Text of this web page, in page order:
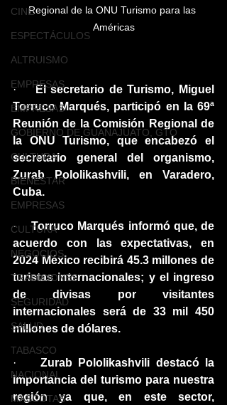
CINE
ESPECTÁCULOS
ALTRUISMO
EMPRESAS
EMPRESAS
GOBIERNO DE GUANAJUATO, GTO
CULTURA
BIENESTAR
EMPRESAS
CULTURA
NEGOCIOS
TRADICIONES
SEGURIDAD
SALUD
TABASCO
NACIONAL
MASCOTAS
Regional de la ONU Turismo para las
Américas
· El secretario de Turismo, Miguel
Torruco Marqués, participó en la 69ª
Reunión de la Comisión Regional de
la ONU Turismo, que encabezó el
secretario general del organismo,
Zurab Pololikashvili, en Varadero,
Cuba.
· Torruco Marqués informó que, de
acuerdo con las expectativas, en
2024 México recibirá 45.3 millones de
turistas internacionales; y el ingreso
de divisas por visitantes
internacionales será de 33 mil 450
millones de dólares.
· Zurab Pololikashvili destacó la
importancia del turismo para nuestra
región ya que, en este sector,